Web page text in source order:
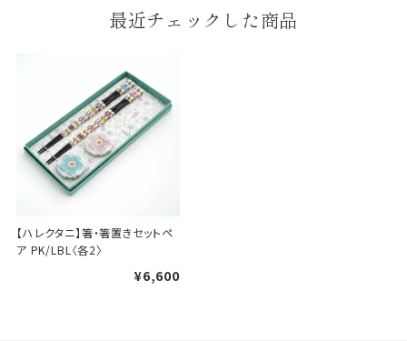
一般的なギフト包装
包装
あります。
天掛け包装について
手提袋はお付けできません。
最近チェックした商品
【ハレクタニ】箸・箸置きセットペ
ア PK/LBL〈各2〉
¥6,600